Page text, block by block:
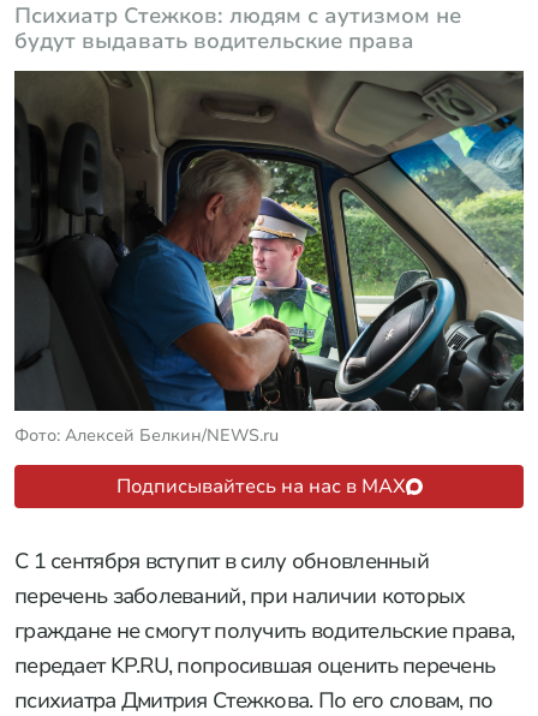
Психиатр Стежков: людям с аутизмом не
будут выдавать водительские права
Фото: Алексей Белкин/NEWS.ru
Подписывайтесь на нас в MAX
С 1 сентября вступит в силу обновленный
перечень заболеваний, при наличии которых
граждане не смогут получить водительские права,
передает KP.RU, попросившая оценить перечень
психиатра Дмитрия Стежкова. По его словам, по